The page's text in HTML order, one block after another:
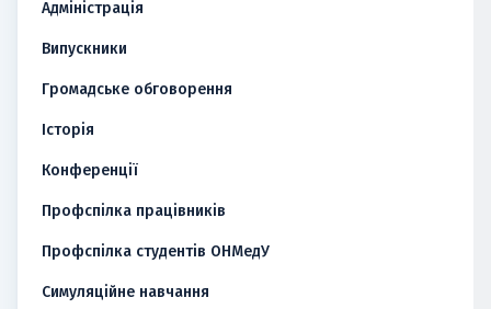
Адміністрація
Випускники
Громадське обговорення
Історія
Конференції
Профспілка працівників
Профспілка студентів ОНМедУ
Симуляційне навчання